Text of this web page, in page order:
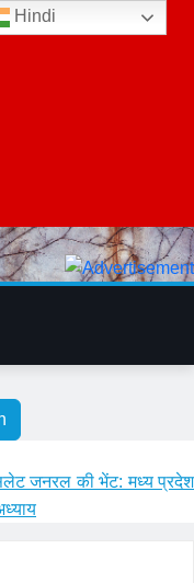
जनरल की भेंट: मध्य प्रदेश
Hindi